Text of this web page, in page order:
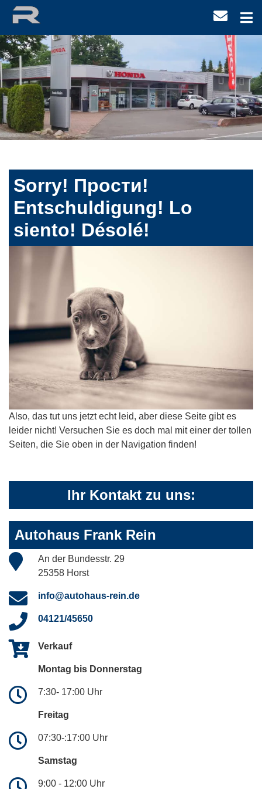
Sorry! Прости!
Entschuldigung! Lo
siento! Désolé!
Also, das tut uns jetzt echt leid, aber diese Seite gibt es
leider nicht! Versuchen Sie es doch mal mit einer der tollen
Seiten, die Sie oben in der Navigation finden!
Ihr Kontakt zu uns:
Autohaus Frank Rein
An der Bundesstr. 29
25358 Horst
info@autohaus-rein.de
04121/45650
Verkauf
Montag bis Donnerstag
7:30- 17:00 Uhr
Freitag
07:30-:17:00 Uhr
Samstag
9:00 - 12:00 Uhr